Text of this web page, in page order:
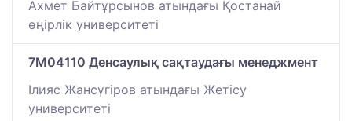
Ахмет Байтұрсынов атындағы Қостанай
өңірлік университеті
7M04110 Денсаулық сақтаудағы менеджмент
Ілияс Жансүгіров атындағы Жетісу
университеті